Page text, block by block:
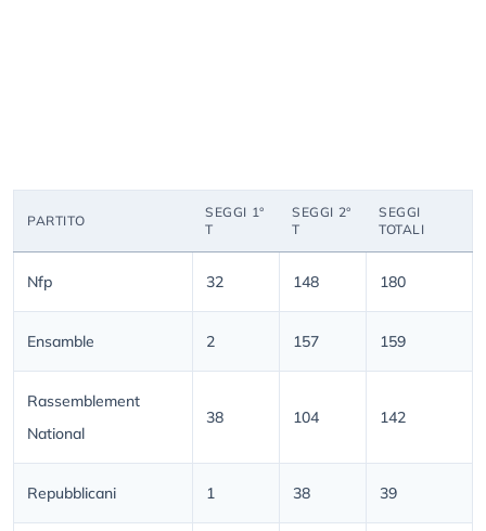
PARTITO
SEGGI 1°
T
SEGGI 2°
T
SEGGI
TOTALI
Nfp 32 148 180
Ensamble 2 157 159
Rassemblement
National
38 104 142
Repubblicani 1 38 39